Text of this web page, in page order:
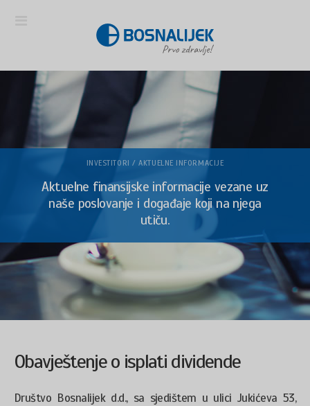
INVESTITORI / AKTUELNE INFORMACIJE
Aktuelne finansijske informacije vezane uz
naše poslovanje i događaje koji na njega
utiču.
Obavještenje o isplati dividende
Društvo Bosnalijek d.d., sa sjedištem u ulici Jukićeva 53,